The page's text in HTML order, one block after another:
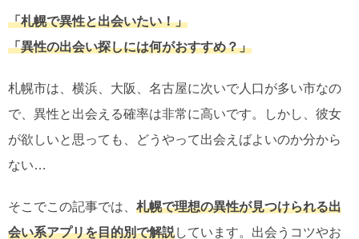
「札幌で異性と出会いたい！」
「異性の出会い探しには何がおすすめ？」
札幌市は、横浜、大阪、名古屋に次いで人口が多い市なの
で、異性と出会える確率は非常に高いです。しかし、彼女
が欲しいと思っても、どうやって出会えばよいのか分から
ない…
そこでこの記事では、 札幌で理想の異性が見つけられる出
会い系アプリを目的別で解説しています。出会うコツやお